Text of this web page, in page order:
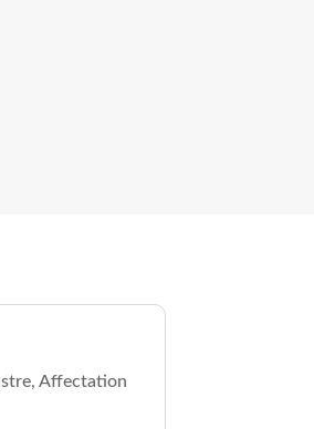
Affectation